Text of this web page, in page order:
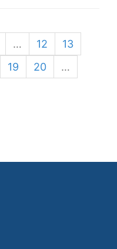
… 12
13
19 20
…